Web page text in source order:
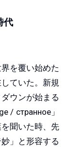
代
を覆い始めた
ていた。新規
ウンが始まる
/ странное」
聞いた時、先
」と形容する